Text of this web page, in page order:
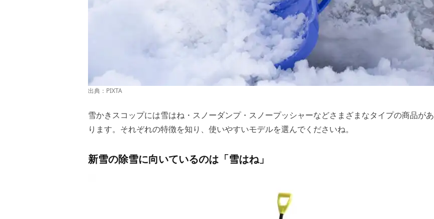
出典：PIXTA
雪かきスコップには雪はね・スノーダンプ・スノープッシャーなどさまざまなタイプの商品があ
ります。それぞれの特徴を知り、使いやすいモデルを選んでくださいね。
新雪の除雪に向いているのは「雪はね」